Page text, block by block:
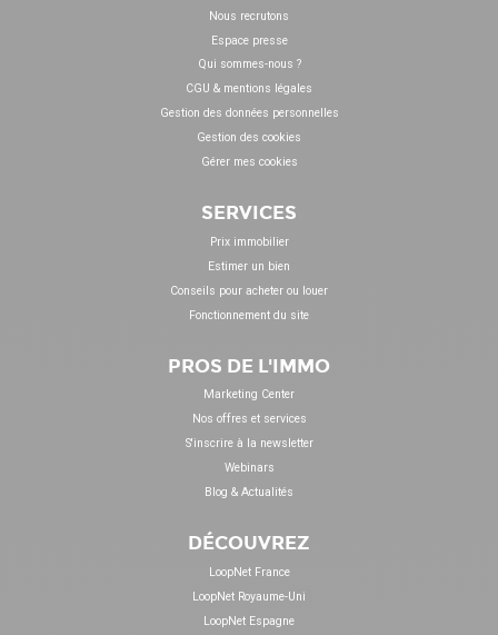
Nous recrutons
Espace presse
Qui sommes-nous ?
CGU & mentions légales
Gestion des données personnelles
Gestion des cookies
Gérer mes cookies
SERVICES
Prix immobilier
Estimer un bien
Conseils pour acheter ou louer
Fonctionnement du site
PROS DE L'IMMO
Marketing Center
Nos offres et services
S'inscrire à la newsletter
Webinars
Blog & Actualités
DÉCOUVREZ
LoopNet France
LoopNet Royaume-Uni
LoopNet Espagne